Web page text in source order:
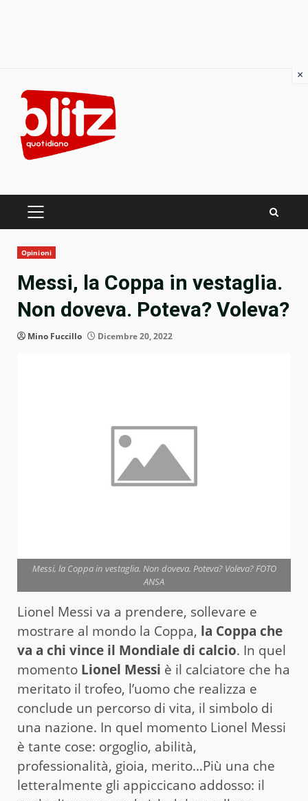
content
PRIMARY
Opinioni
Messi, la Coppa in vestaglia.
Non doveva. Poteva? Voleva?
Mino Fuccillo Dicembre 20, 2022
Messi, la Coppa in vestaglia. Non doveva. Poteva? Voleva? FOTO
ANSA
Lionel Messi va a prendere, sollevare e
mostrare al mondo la Coppa, la Coppa che
va a chi vince il Mondiale di calcio. In quel
momento Lionel Messi è il calciatore che ha
meritato il trofeo, l’uomo che realizza e
conclude un percorso di vita, il simbolo di
una nazione. In quel momento Lionel Messi
è tante cose: orgoglio, abilità,
professionalità, gioia, merito…Più una che
letteralmente gli appiccicano addosso: il
×